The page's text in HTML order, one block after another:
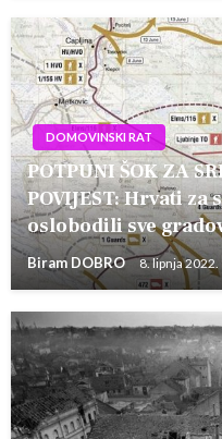
DOMOVINSKI RAT
POTPUNI ŠOK ZA
POVIJEST: Hrvati za
oslobodili sve
Biram DOBRO 8. lipnja 2022.